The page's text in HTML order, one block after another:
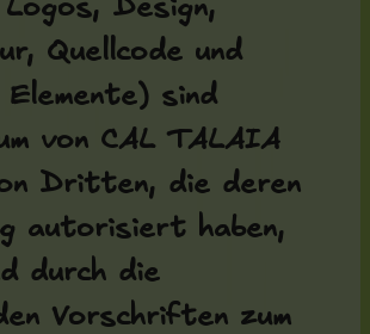
Design,
Quellcode und
Elemente) sind
von CAL TALAIA
Dritten, die deren
autorisiert haben,
durch die
Vorschriften zum